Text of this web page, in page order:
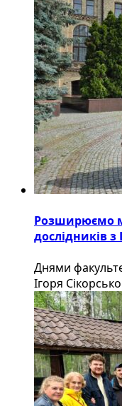
Розширюємо
дослідників з
Днями
Ігоря